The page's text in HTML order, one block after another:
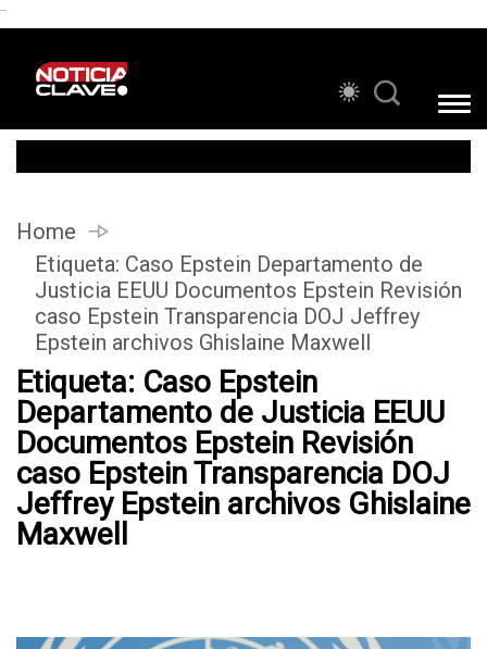
```
Home
Etiqueta: Caso Epstein Departamento de
Justicia EEUU Documentos Epstein Revisión
caso Epstein Transparencia DOJ Jeffrey
Epstein archivos Ghislaine Maxwell
Etiqueta: Caso Epstein
Departamento de Justicia EEUU
Documentos Epstein Revisión
caso Epstein Transparencia DOJ
Jeffrey Epstein archivos Ghislaine
Maxwell